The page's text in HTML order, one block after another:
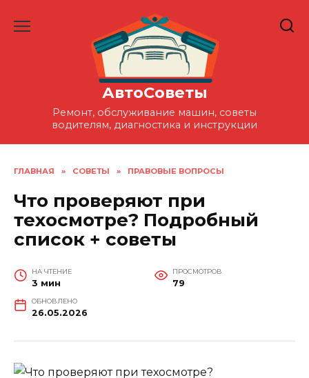
АвтоСоветы
Ремонт, обслуживание машин, советы
водителям, диагностика и инструкции
ГЛАВНАЯ » СОВЕТЫ » ПРАВОВЫЕ ВОПРОСЫ
Что проверяют при
техосмотре? Подробный
список + советы
НА ЧТЕНИЕ
3 мин
ПРОСМОТРОВ
79
ОБНОВЛЕНО
26.05.2026